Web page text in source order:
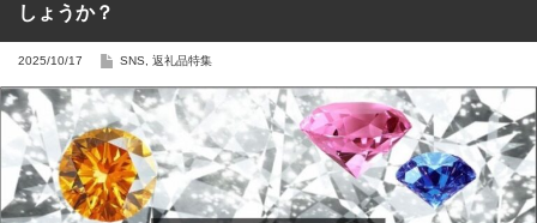
しょうか？
2025/10/17 SNS 返礼品特集